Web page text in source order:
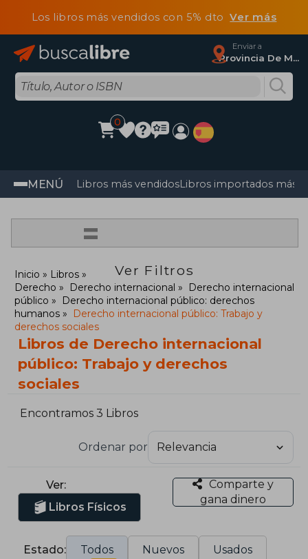
Los libros más vendidos con 5% dtoVer más
Enviar a
Provincia De Madrid
0
MENÚ Libros más vendidosLibros importados más
=
Ver Filtros
Inicio
Libros
Derecho
Derecho internacional
Derecho internacional
público
Derecho internacional público: derechos
humanos
Derecho internacional público: Trabajo y
derechos sociales
Libros de Derecho internacional
público: Trabajo y derechos
sociales
Encontramos 3 Libros
Ordenar por
Ver:
Libros Físicos
Comparte y
gana dinero
Estado: Todos Nuevos Usados